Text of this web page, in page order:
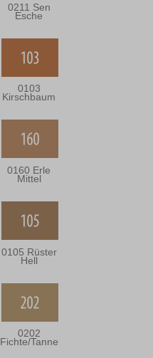
0211 Sen
Esche
0103
Kirschbaum
0160 Erle
Mittel
0105 Rüster
Hell
0202
Fichte/Tanne